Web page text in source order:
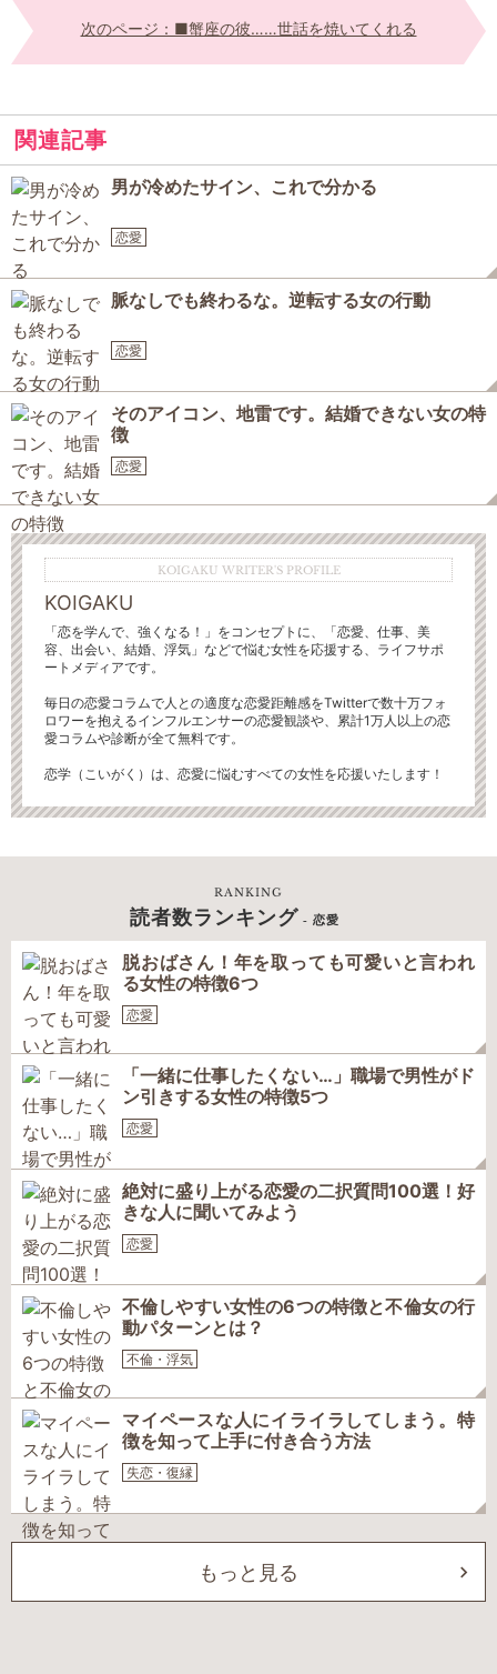
次のページ：■蟹座の彼……世話を焼いてくれる
関連記事
男が冷めたサイン、これで分かる
恋愛
脈なしでも終わるな。逆転する女の行動
恋愛
そのアイコン、地雷です。結婚できない女の特
徴
恋愛
KOIGAKU WRITER'S PROFILE
KOIGAKU
「恋を学んで、強くなる！」をコンセプトに、「恋愛、仕事、美
容、出会い、結婚、浮気」などで悩む女性を応援する、ライフサポ
ートメディアです。
毎日の恋愛コラムで人との適度な恋愛距離感をTwitterで数十万フォ
ロワーを抱えるインフルエンサーの恋愛観談や、累計1万人以上の恋
愛コラムや診断が全て無料です。
恋学（こいがく）は、恋愛に悩むすべての女性を応援いたします！
RANKING
読者数ランキング - 恋愛
脱おばさん！年を取っても可愛いと言われ
る女性の特徴6つ
恋愛
「一緒に仕事したくない…」職場で男性がド
ン引きする女性の特徴5つ
恋愛
絶対に盛り上がる恋愛の二択質問100選！好
きな人に聞いてみよう
恋愛
不倫しやすい女性の6つの特徴と不倫女の行
動パターンとは？
不倫・浮気
マイペースな人にイライラしてしまう。特
徴を知って上手に付き合う方法
失恋・復縁
もっと見る